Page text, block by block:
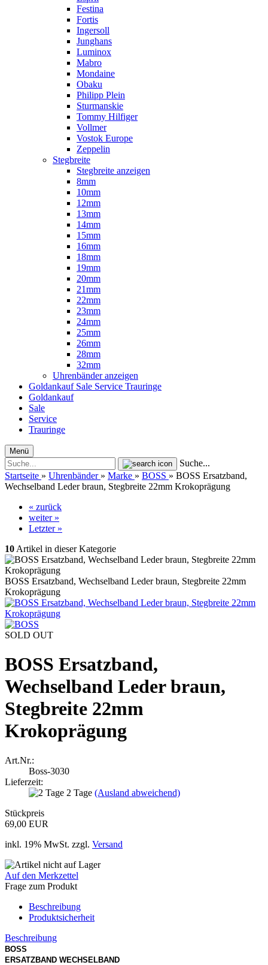
Festina
Fortis
Ingersoll
Junghans
Luminox
Mabro
Mondaine
Obaku
Philipp Plein
Sturmanskie
Tommy Hilfiger
Vollmer
Vostok Europe
Zeppelin
Stegbreite
Stegbreite anzeigen
8mm
10mm
12mm
13mm
14mm
15mm
16mm
18mm
19mm
20mm
21mm
22mm
23mm
24mm
25mm
26mm
28mm
32mm
Uhrenbänder anzeigen
Goldankauf Sale Service Trauringe
Goldankauf
Sale
Service
Trauringe
Menü
Suche...
Startseite » Uhrenbänder » Marke » BOSS » BOSS Ersatzband,
Wechselband Leder braun, Stegbreite 22mm Krokoprägung
« zurück
weiter »
Letzter »
10 Artikel in dieser Kategorie
BOSS Ersatzband, Wechselband Leder braun, Stegbreite 22mm
Krokoprägung
SOLD OUT
BOSS Ersatzband,
Wechselband Leder braun,
Stegbreite 22mm
Krokoprägung
Art.Nr.:
Boss-3030
Lieferzeit:
2 Tage (Ausland abweichend)
Stückpreis
69,00 EUR
inkl. 19% MwSt. zzgl. Versand
Auf den Merkzettel
Frage zum Produkt
Beschreibung
Produktsicherheit
Beschreibung
BOSS
ERSATZBAND WECHSELBAND